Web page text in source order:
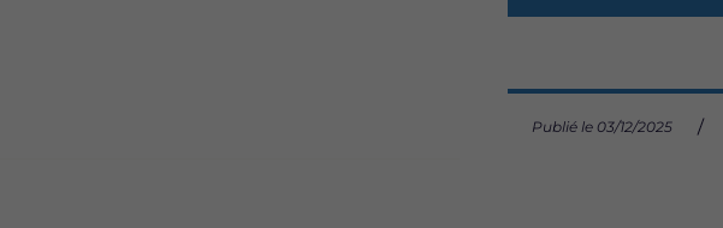
Publié le 03/12/2025